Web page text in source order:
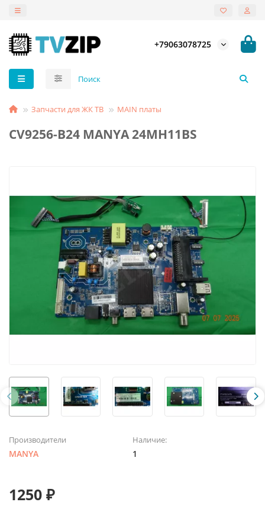
+79063078725
Запчасти для ЖК ТВ MAIN платы
CV9256-B24 MANYA 24MH11BS
Производители
MANYA
Наличие:
1
1250 ₽